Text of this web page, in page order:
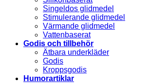
Singeldos glidmedel
Stimulerande glidmedel
Värmande glidmedel
Vattenbaserat
Godis och tillbehör
Ätbara underkläder
Godis
Kroppsgodis
Humorartiklar